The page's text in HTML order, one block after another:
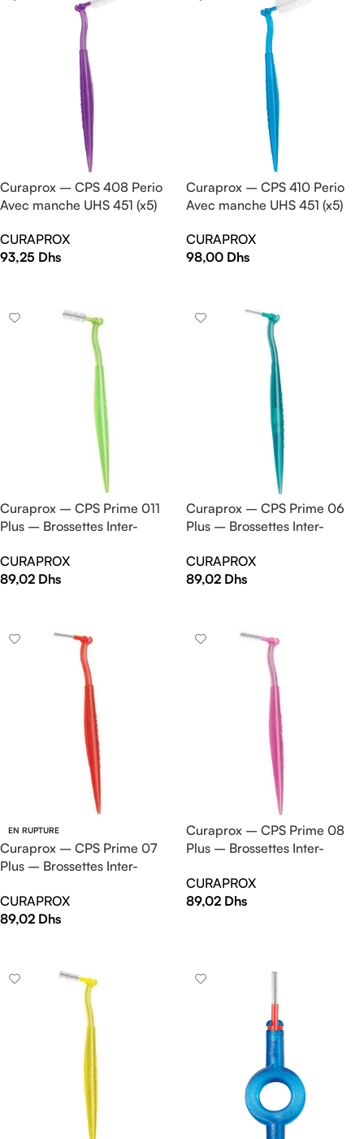
Curaprox – CPS 408 Perio
Avec manche UHS 451 (x5)
CURAPROX
93,25 Dhs
Curaprox – CPS 410 Perio
Avec manche UHS 451 (x5)
CURAPROX
98,00 Dhs
Curaprox – CPS Prime 011
Plus – Brossettes Inter-
CURAPROX
89,02 Dhs
Curaprox – CPS Prime 06
Plus – Brossettes Inter-
CURAPROX
89,02 Dhs
EN RUPTURE
Curaprox – CPS Prime 07
Plus – Brossettes Inter-
CURAPROX
89,02 Dhs
Curaprox – CPS Prime 08
Plus – Brossettes Inter-
CURAPROX
89,02 Dhs